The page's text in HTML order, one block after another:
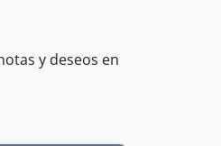
y deseos en